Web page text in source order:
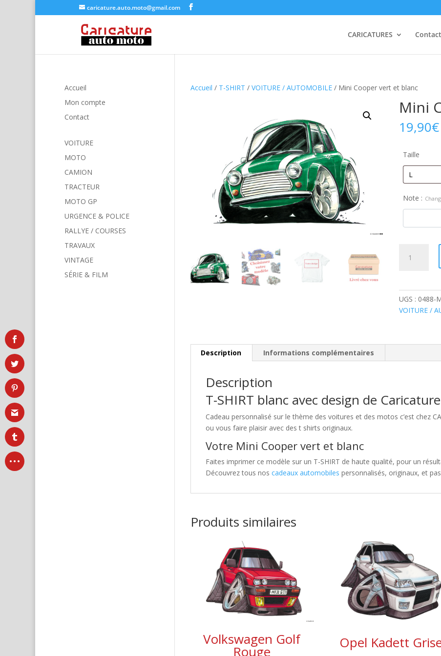
caricature.auto.moto@gmail.com
CARICATURES Contact
Accueil / T-SHIRT / VOITURE / AUTOMOBILE/ Mini Cooper vert et blanc
Mini
19,90€
Taille
Note :
UGS : 0488-
VOITURE /
Description Informations complémentaires
Description
T-SHIRT blanc avec design de
Cadeau personnalisé sur le thème des voitures et des motos c’est chez
ou vous faire plaisir avec des t shirts originaux.
Votre Mini Cooper vert et blanc
Faites imprimer ce modèle sur un T-SHIRT de haute qualité, pour un
Découvrez tous nos cadeaux automobiles personnalisés, originaux, et
Produits similaires
Volkswagen Golf
Rouge
Opel Kadett
Accueil
Mon compte
Contact
VOITURE
MOTO
CAMION
TRACTEUR
MOTO GP
URGENCE & POLICE
RALLYE / COURSES
TRAVAUX
VINTAGE
SÉRIE & FILM